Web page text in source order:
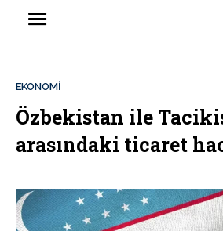
EKONOMİ
Özbekistan ile
arasındaki ticaret